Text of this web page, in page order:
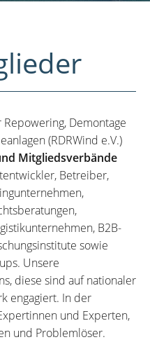
Demontage
(RDRWind e.V.)
Mitgliedsverbände
Betreiber,
B2B-
sowie
Unsere
diese sind auf nationaler
engagiert. In der
und Experten,
und Problemlöser.